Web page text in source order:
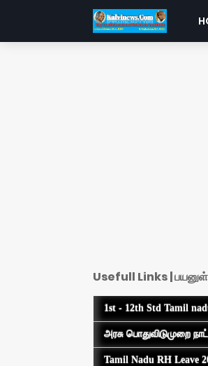
Usefull Links |
1st - 12th Std Tamil
அரசு பொதுவிடுமுறை
Tamil Nadu RH Leave